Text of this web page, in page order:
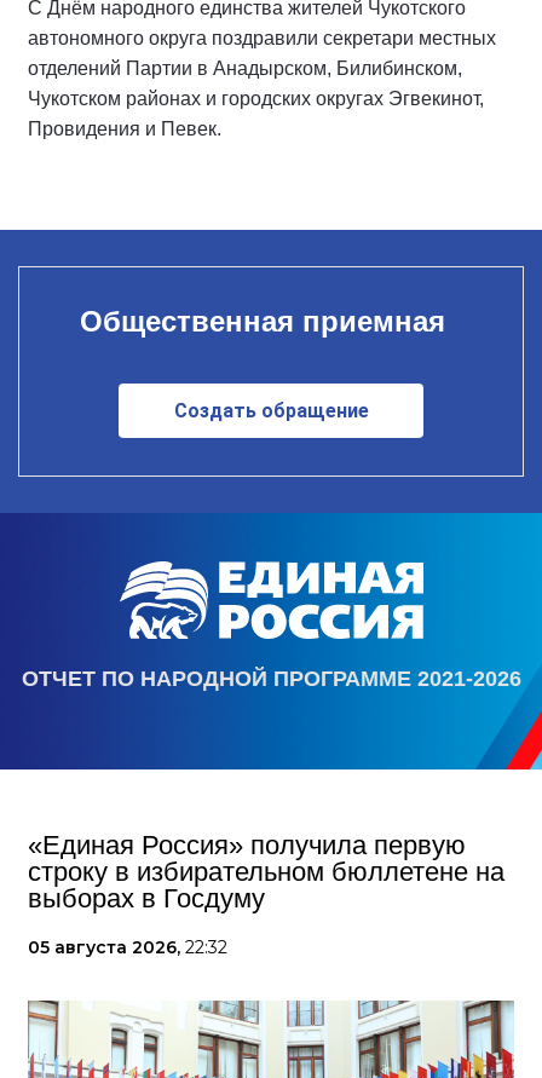
С Днём народного единства жителей Чукотского
автономного округа поздравили секретари местных
отделений Партии в Анадырском, Билибинском,
Чукотском районах и городских округах Эгвекинот,
Провидения и Певек.
Общественная приемная
Создать обращение
ОТЧЕТ ПО НАРОДНОЙ ПРОГРАММЕ 2021-2026
«Единая Россия» получила первую
строку в избирательном бюллетене на
выборах в Госдуму
05 августа 2026, 22:32